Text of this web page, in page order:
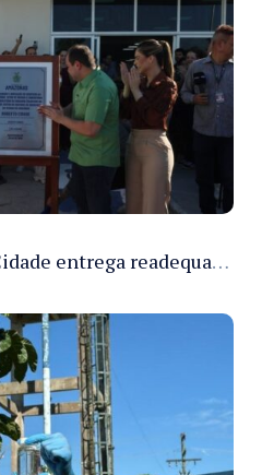
Governador Roberto Cidade entrega readequação do ambulatório da FCecon e amplia capacidade de atendimento oncológico em Manaus